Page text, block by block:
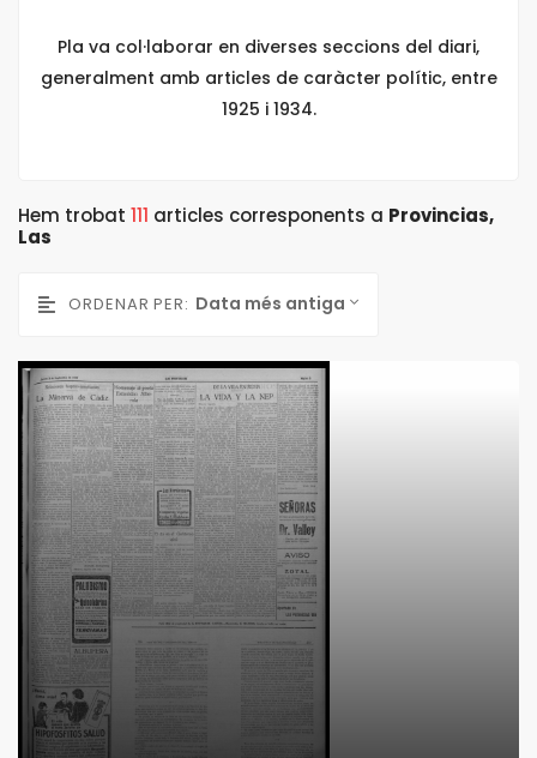
Pla va col·laborar en diverses seccions del diari,
generalment amb articles de caràcter polític, entre
1925 i 1934.
Hem trobat 111 articles corresponents a Provincias,
Las
ORDENAR PER: Data més antiga